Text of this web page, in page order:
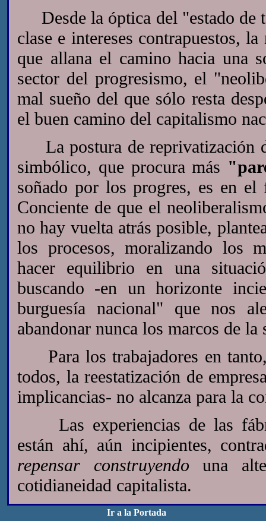
Desde la óptica del "estado de
clase e intereses contrapuestos,
que allana el camino hacia una
sector del progresismo, el
mal sueño del que sólo resta
el buen camino del capitalismo
La postura de reprivatización
simbólico, que procura más
soñado por los progres, es en
Conciente de que el
no hay vuelta atrás posible,
los procesos, moralizando los
hacer equilibrio en una
buscando -en un horizonte
burguesía nacional" que nos
abandonar nunca los marcos de la
Para los trabajadores en
todos, la reestatización de
implicancias- no alcanza para la
Las experiencias de las
están ahí, aún incipientes,
repensar construyendo una
cotidianeidad capitalista.
Ir a la Portada